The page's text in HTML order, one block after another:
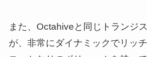
また、Octahiveと同じトランジ
が、非常にダイナミックでリッ